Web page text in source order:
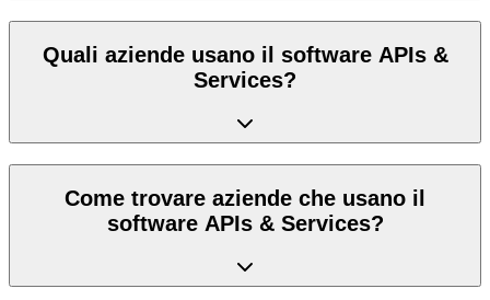
Quali aziende usano il software APIs &
Services?
Come trovare aziende che usano il
software APIs & Services?